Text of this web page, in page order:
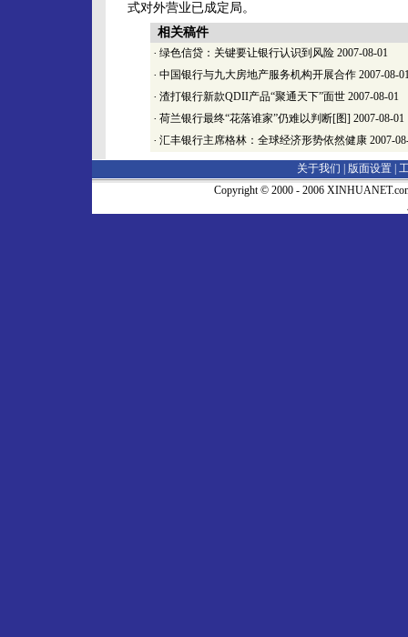
式对外营业已成定局。
相关稿件
· 绿色信贷：关键要让银行认识到风险 2007-08-01
· 中国银行与九大房地产服务机构开展合作 2007-08-
· 渣打银行新款QDII产品“聚通天下”面世 2007-08-01
· 荷兰银行最终“花落谁家”仍难以判断[图] 2007-08-01
· 汇丰银行主席格林：全球经济形势依然健康 2007-
关于我们 | 版面设置
Copyright © 2000 - 2006